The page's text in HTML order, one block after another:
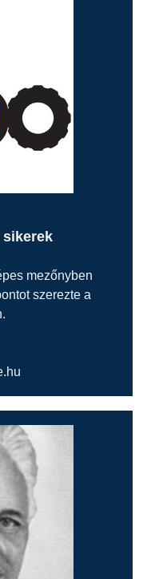
sikerek
mezőnyben
szerezte a